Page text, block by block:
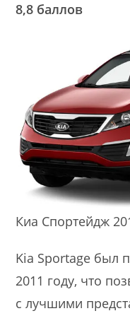
8,8 баллов
Киа Спортейдж
Kia Sportage был
2011 году, что
с лучшими